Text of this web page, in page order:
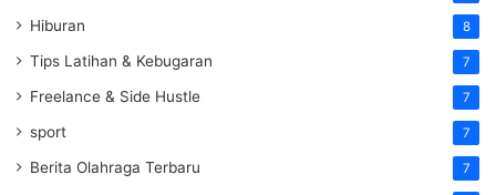
Hiburan 8
Tips Latihan & Kebugaran 7
Freelance & Side Hustle 7
sport 7
Berita Olahraga Terbaru 7